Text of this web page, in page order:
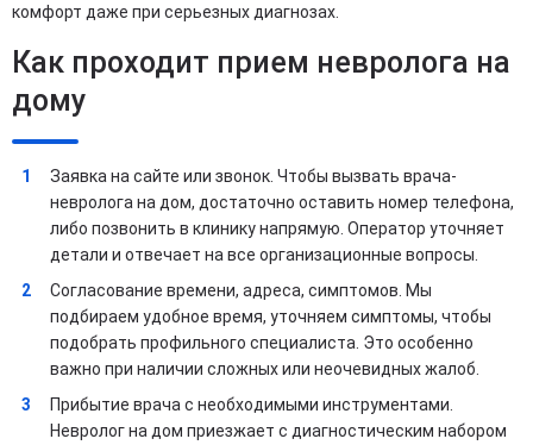
комфорт даже при серьезных диагнозах.
Как проходит прием невролога на
дому
Заявка на сайте или звонок. Чтобы вызвать врача-
невролога на дом, достаточно оставить номер телефона,
либо позвонить в клинику напрямую. Оператор уточняет
детали и отвечает на все организационные вопросы.
Согласование времени, адреса, симптомов. Мы
подбираем удобное время, уточняем симптомы, чтобы
подобрать профильного специалиста. Это особенно
важно при наличии сложных или неочевидных жалоб.
Прибытие врача с необходимыми инструментами.
Невролог на дом приезжает с диагностическим набором